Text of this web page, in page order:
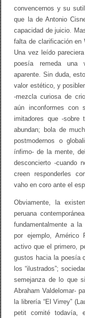
convencernos y su
que la de Antonio
capacidad de juicio.
falta de clarificación en
Una vez leído
poesía remeda una
aparente. Sin duda,
valor estético, y
-mezcla curiosa de
aún inconformes con
imitadores que -sobre
abundan; bola de
postmodernos o
ínfimo- de la mente,
desconcierto -cuando
creen responderles
vaho en coro ante el
Obviamente, la
peruana
fundamentalmente a
por ejemplo, Américo
activo que el primero,
gustos hacia la poesía
los “ilustrados”;
semejanza de lo que
Abraham Valdelomar-
la librería “El Virrey”
petit comité todavía,